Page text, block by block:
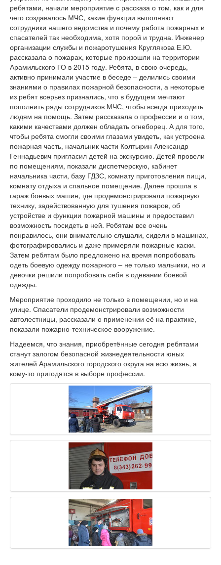
ребятами, начали мероприятие с рассказа о том, как и для
чего создавалось МЧС, какие функции выполняют
сотрудники нашего ведомства и почему работа пожарных и
спасателей так необходима, хотя порой и трудна. Инженер
организации службы и пожаротушения Круглякова Е.Ю.
рассказала о пожарах, которые произошли на территории
Арамильского ГО в 2015 году. Ребята, в свою очередь,
активно принимали участие в беседе – делились своими
знаниями о правилах пожарной безопасности, а некоторые
из ребят всерьез признались, что в будущем мечтают
пополнить ряды сотрудников МЧС, чтобы всегда приходить
людям на помощь. Затем рассказала о профессии и о том,
какими качествами должен обладать огнеборец. А для того,
чтобы ребята смогли своими глазами увидеть, как устроена
пожарная часть, начальник части Колтырин Александр
Геннадьевич пригласил детей на экскурсию. Детей провели
по помещениям, показали диспетчерскую, кабинет
начальника части, базу ГДЗС, комнату приготовления пищи,
комнату отдыха и спальное помещение. Далее прошла в
гараж боевых машин, где продемонстрировали пожарную
технику, задействованную для тушения пожаров, об
устройстве и функции пожарной машины и предоставил
возможность посидеть в ней. Ребятам все очень
понравилось, они внимательно слушали, сидели в машинах,
фотографировались и даже примеряли пожарные каски.
Затем ребятам было предложено на время попробовать
одеть боевую одежду пожарного – не только мальчики, но и
девочки решили попробовать себя в одевании боевой
одежды.
Мероприятие проходило не только в помещении, но и на
улице. Спасатели продемонстрировали возможности
автолестницы, рассказали о применении её на практике,
показали пожарно-техническое вооружение.
Надеемся, что знания, приобретённые сегодня ребятами
станут залогом безопасной жизнедеятельности юных
жителей Арамильского городского округа на всю жизнь, а
кому-то пригодятся в выборе профессии.